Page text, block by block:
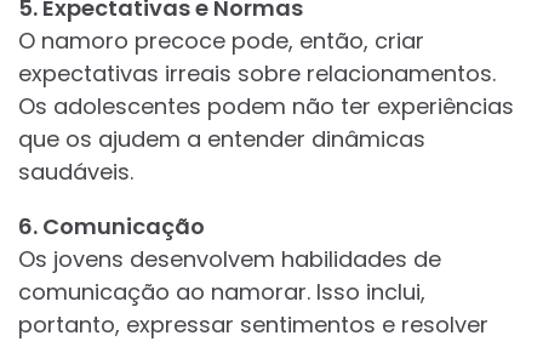
5. Expectativas e Normas
O namoro precoce pode, então, criar
expectativas irreais sobre relacionamentos.
Os adolescentes podem não ter experiências
que os ajudem a entender dinâmicas
saudáveis.
6. Comunicação
Os jovens desenvolvem habilidades de
comunicação ao namorar. Isso inclui,
portanto, expressar sentimentos e resolver